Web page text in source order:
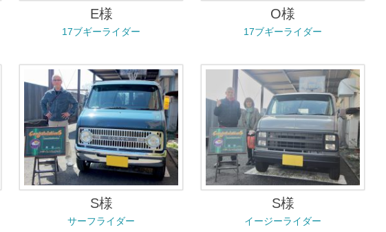
E様
17ブギーライダー
O様
17ブギーライダー
S様
サーフライダー
S様
イージーライダー